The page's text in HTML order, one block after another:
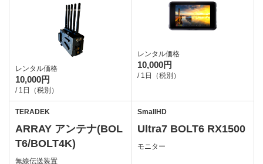
レンタル価格
10,000円
/ 1日（税別）
レンタル価格
10,000円
/ 1日（税別）
TERADEK
ARRAY アンテナ(BOL
T6/BOLT4K)
無線伝送装置
SmallHD
Ultra7 BOLT6 RX1500
モニター